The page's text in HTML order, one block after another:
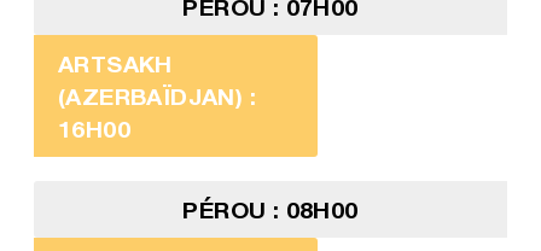
PÉROU : 07H00
ARTSAKH
(AZERBAÏDJAN) :
16H00
PÉROU : 08H00